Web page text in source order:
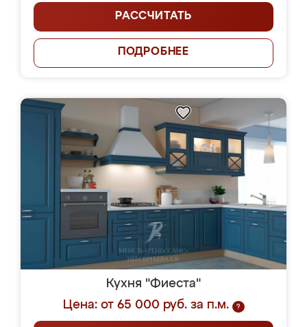
РАССЧИТАТЬ
ПОДРОБНЕЕ
Кухня "Фиеста"
Цена: от 65 000 руб. за п.м.
?